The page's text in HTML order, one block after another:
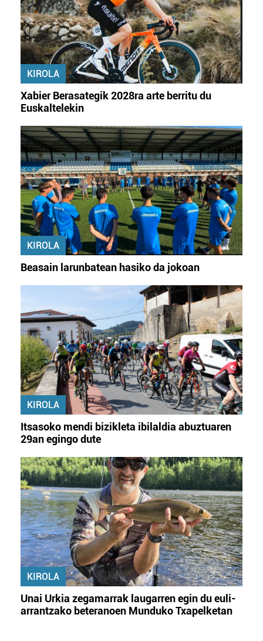
KIROLA
Xabier Berasategik 2028ra arte berritu du
Euskaltelekin
KIROLA
Beasain larunbatean hasiko da jokoan
KIROLA
Itsasoko mendi bizikleta ibilaldia abuztuaren
29an egingo dute
KIROLA
Unai Urkia zegamarrak laugarren egin du euli-
arrantzako beteranoen Munduko Txapelketan